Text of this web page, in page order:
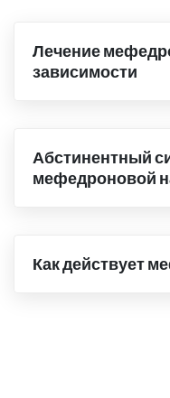
Лечение
зависимости
Абстинентный
мефедроновой
Как действует